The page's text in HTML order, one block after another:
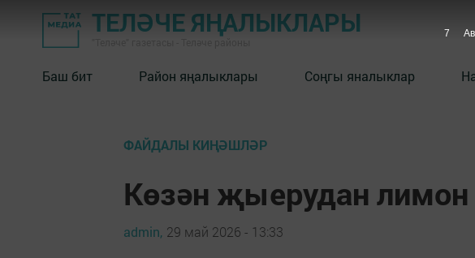
ТЕЛӘЧЕ ЯҢАЛЫКЛАРЫ
Баш бит Район яңалыклары Соңгы яналыклар
ФАЙДАЛЫ КИҢӘШЛӘР
Көзән җыерудан
admin, 29 май 2026 - 13:33
6